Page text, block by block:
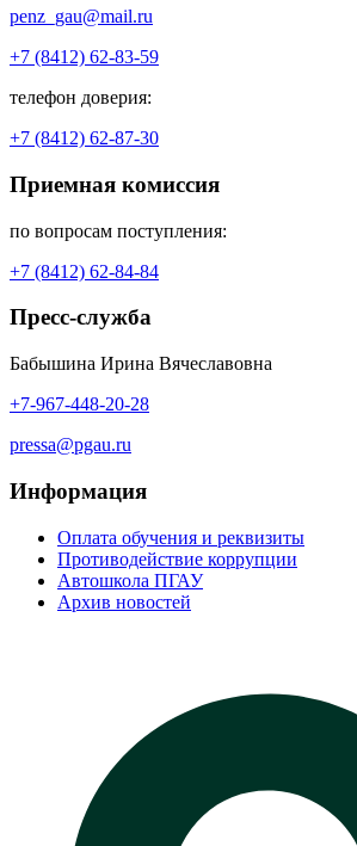
penz_gau@mail.ru
+7 (8412) 62-83-59
телефон доверия:
+7 (8412) 62-87-30
Приемная комиссия
по вопросам поступления:
+7 (8412) 62-84-84
Пресс-служба
Бабышина Ирина Вячеславовна
+7-967-448-20-28
pressa@pgau.ru
Информация
Оплата обучения и реквизиты
Противодействие коррупции
Автошкола ПГАУ
Архив новостей